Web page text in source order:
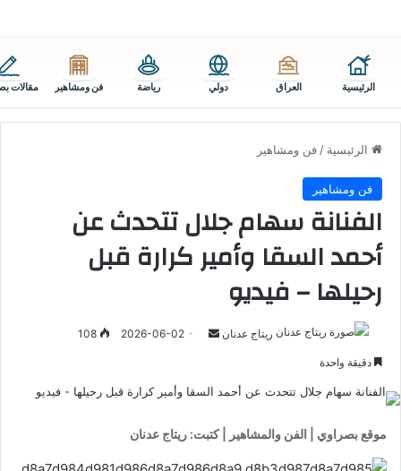
الرئيسية العراق دولي رياضة فن ومشاهير مقالات
الرئيسية / فن ومشاهير
فن ومشاهير
الفنانة سهام جلال تتحدث عن
أحمد السقا وأمير كرارة قبل
رحيلها – فيديو
ريتاج عدنان
أرسل 2026-06-02
دقيقة واحدة
موقع بصراوي | الفن والمشاهير | كتبت: ريتاج عدنان